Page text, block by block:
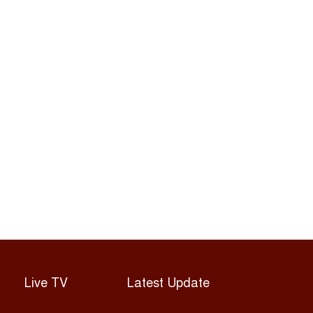
Live TV Latest Update